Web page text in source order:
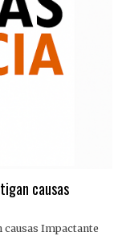
causas
causas Impactante